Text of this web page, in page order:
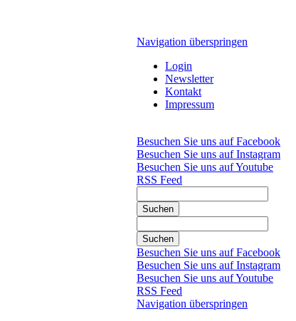
Navigation überspringen
Login
Newsletter
Kontakt
Impressum
Besuchen Sie uns auf Facebook
Besuchen Sie uns auf Instagram
Besuchen Sie uns auf Youtube
RSS Feed
Suchen
Suchen
Besuchen Sie uns auf Facebook
Besuchen Sie uns auf Instagram
Besuchen Sie uns auf Youtube
RSS Feed
Navigation überspringen